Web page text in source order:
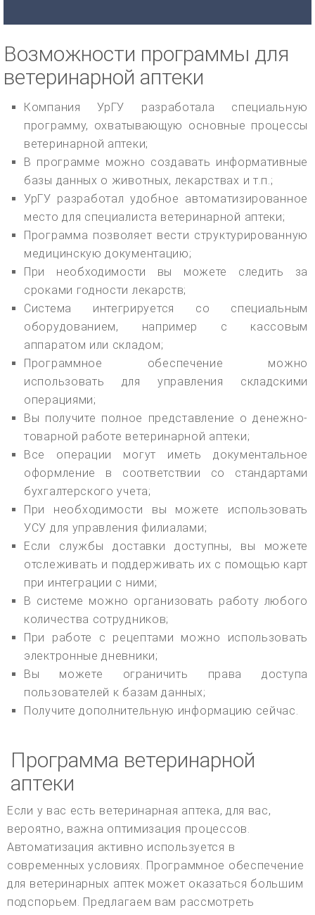
Возможности программы для
ветеринарной аптеки
Компания УрГУ разработала специальную
программу, охватывающую основные процессы
ветеринарной аптеки;
В программе можно создавать информативные
базы данных о животных, лекарствах и т.п.;
УрГУ разработал удобное автоматизированное
место для специалиста ветеринарной аптеки;
Программа позволяет вести структурированную
медицинскую документацию;
При необходимости вы можете следить за
сроками годности лекарств;
Система интегрируется со специальным
оборудованием, например с кассовым
аппаратом или складом;
Программное обеспечение можно
использовать для управления складскими
операциями;
Вы получите полное представление о денежно-
товарной работе ветеринарной аптеки;
Все операции могут иметь документальное
оформление в соответствии со стандартами
бухгалтерского учета;
При необходимости вы можете использовать
УСУ для управления филиалами;
Если службы доставки доступны, вы можете
отслеживать и поддерживать их с помощью карт
при интеграции с ними;
В системе можно организовать работу любого
количества сотрудников;
При работе с рецептами можно использовать
электронные дневники;
Вы можете ограничить права доступа
пользователей к базам данных;
Получите дополнительную информацию сейчас.
Программа ветеринарной
аптеки
Если у вас есть ветеринарная аптека, для вас,
вероятно, важна оптимизация процессов.
Автоматизация активно используется в
современных условиях. Программное обеспечение
для ветеринарных аптек может оказаться большим
подспорьем. Предлагаем вам рассмотреть